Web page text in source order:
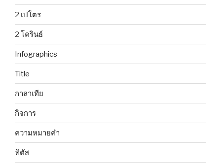
2 เปโตร
2 โครินธ์
Infographics
Title
กาลาเทีย
กิจการ
ความหมายคำ
ทิตัส